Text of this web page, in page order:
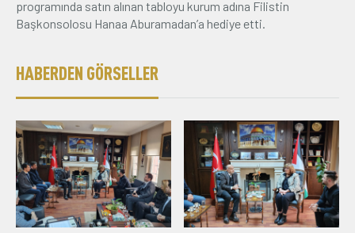
programında satın alınan tabloyu kurum adına Filistin
Başkonsolosu Hanaa Aburamadan’a hediye etti.
HABERDEN GÖRSELLER